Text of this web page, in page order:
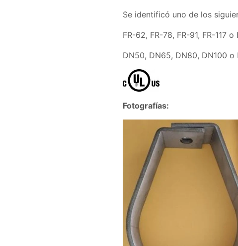
Se identificó uno de los
FR-62, FR-78, FR-91, FR-117 o
DN50, DN65, DN80, DN100 o
Fotografías: